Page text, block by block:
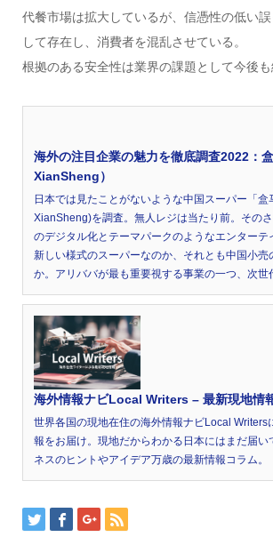
代餐市場は拡大しているが、信憑性の低い
して存在し、消費者を混乱させている。
根拠のある安全性は業界の課題として今後も
海外の注目企業の魅力を徹底調査2022：
XianSheng）
日本では見たことがないような中国スーパー「
XianSheng)を調査。無人レジは当たり前。その
のデジタル化とテーマパークのようなエンターテ
新しい様式のスーパーなのか、それとも中国小売
か。アリババが最も重要視する事業の一つ、次
海外情報ナビLocal Writers – 最新現地情
世界各国の現地在住の海外情報ナビLocal Writers
報をお届け。現地だからわかる日本にはまだ届い
ネスのヒントやアイデア万歳の最新情報コラム。